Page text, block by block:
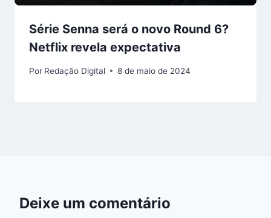
Série Senna será o novo Round 6?
Netflix revela expectativa
Por Redação Digital 8 de maio de 2024
Deixe um comentário